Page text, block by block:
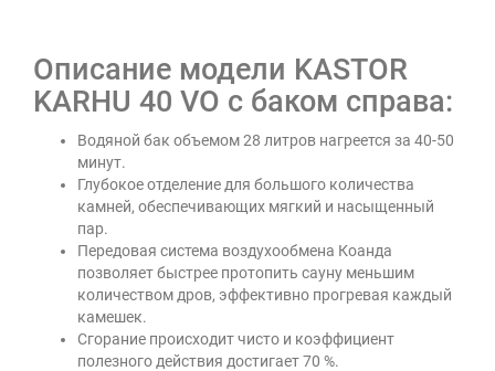
Описание модели KASTOR
KARHU 40 VO с баком справа:
Водяной бак объемом 28 литров нагреется за 40-50
минут.
Глубокое отделение для большого количества
камней, обеспечивающих мягкий и насыщенный
пар.
Передовая система воздухообмена Коанда
позволяет быстрее протопить сауну меньшим
количеством дров, эффективно прогревая каждый
камешек.
Сгорание происходит чисто и коэффициент
полезного действия достигает 70 %.